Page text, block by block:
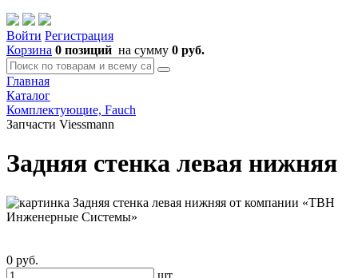
Войти Регистрация
Корзина 0 позиций на сумму 0 руб.
Главная
Каталог
Комплектующие, Fauch
Запчасти Viessmann
Задняя стенка левая нижняя
0 руб.
шт